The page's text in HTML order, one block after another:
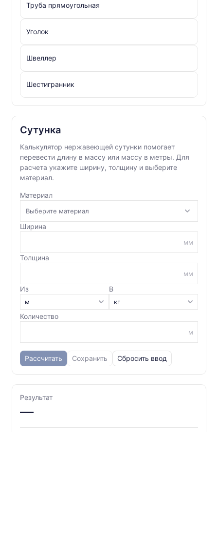
Труба прямоугольная
Уголок
Швеллер
Шестигранник
Сутунка
Калькулятор нержавеющей сутунки помогает
перевести длину в массу или массу в метры. Для
расчета укажите ширину, толщину и выберите
материал.
Материал
Ширина
мм
Толщина
мм
Из В
Количество
м
Рассчитать Сохранить Сбросить ввод
Результат
—